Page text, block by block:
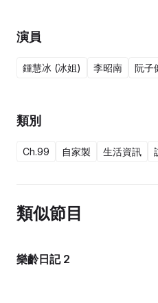
演員
鍾慧冰 (冰姐) 李昭南 阮子
類別
Ch.99 自家製 生活資訊
類似節目
樂齡日記 2